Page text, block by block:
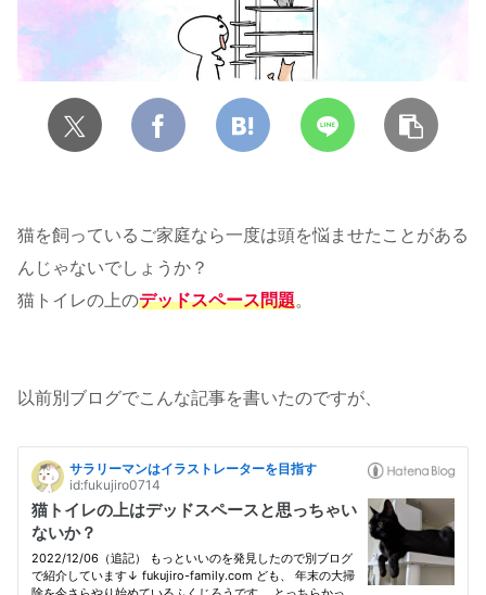
猫を飼っているご家庭なら一度は頭を悩ませたことがある
んじゃないでしょうか？
猫トイレの上のデッドスペース問題。
以前別ブログでこんな記事を書いたのですが、